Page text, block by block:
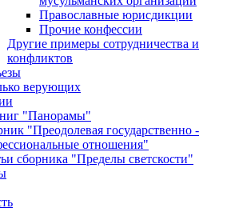
Православные юрисдикции
Прочие конфессии
Другие примеры сотрудничества и
конфликтов
верующих
"Панорамы"
"Преодолевая государственно -
отношения"
сборника "Пределы светскости"